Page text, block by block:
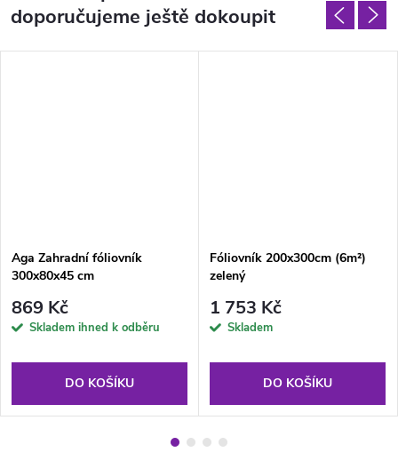
doporučujeme ještě dokoupit
Aga Zahradní fóliovník
300x80x45 cm
869 Kč
Skladem ihned k odběru
DO KOŠÍKU
Fóliovník 200x300cm (6m²)
zelený
1 753 Kč
Skladem
DO KOŠÍKU